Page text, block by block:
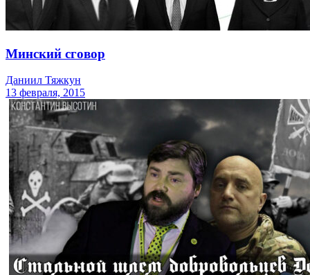
Минский сговор
Даниил Тяжкун
13 февраля, 2015